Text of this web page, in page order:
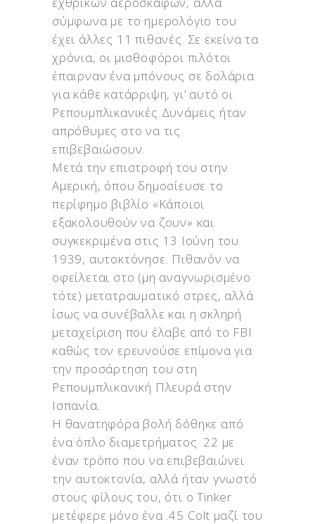
σύμφωνα με το ημερολόγιο του
έχει άλλες 11 πιθανές. Σε εκείνα τα
χρόνια, οι μισθοφόροι πιλότοι
έπαιρναν ένα μπόνους σε δολάρια
για κάθε κατάρριψη, γι’ αυτό οι
Ρεπουμπλικανικές Δυνάμεις ήταν
απρόθυμες στο να τις
επιβεβαιώσουν.
Μετά την επιστροφή του στην
Αμερική, όπου δημοσίευσε το
περίφημο βιβλίο «Κάποιοι
εξακολουθούν να ζουν» και
συγκεκριμένα στις 13 Ιούνη του
1939, αυτοκτόνησε. Πιθανόν να
οφείλεται στο (μη αναγνωρισμένο
τότε) μετατραυματικό στρες, αλλά
ίσως να συνέβαλλε και η σκληρή
μεταχείριση που έλαβε από το FBI
καθώς τον ερευνούσε επίμονα για
την προσάρτηση του στη
Ρεπουμπλικανική Πλευρά στην
Ισπανία.
Η θανατηφόρα βολή δόθηκε από
ένα όπλο διαμετρήματος .22 με
έναν τρόπο που να επιβεβαιώνει
την αυτοκτονία, αλλά ήταν γνωστό
στους φίλους του, ότι ο Tinker
μετέφερε μόνο ένα .45 Colt μαζί του